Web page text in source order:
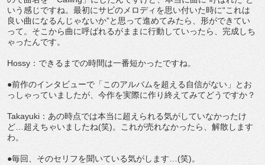
いう感じですね。最初にサビのメロディを思い付いた時に“これは
良い曲になるんじゃないか”と思って進めてみたら、形ができてい
って。そこから曲に呼ばれるがままに行動していったら、完成しち
ゃったんです。
Hossy：できるまでの時間は一番短かったですね。
●前作のインタビューで「このアルバムを超える自信がない」とお
っしゃっていましたが、今作を実際に作り終えてみてどうですか？
Takayuki：あの時点では本当に超えられる気がしていなかったけ
ど…超えちゃいましたね(笑)。これが売れなかったら、解散します
わ。
●毎回、そのセリフを聞いている気がします…(笑)。